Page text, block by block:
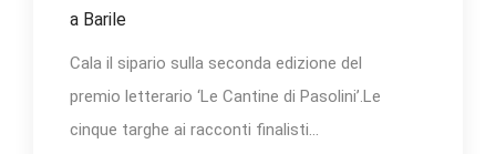
a Barile
Cala il sipario sulla seconda edizione del
premio letterario ‘Le Cantine di Pasolini’.Le
cinque targhe ai racconti finalisti...